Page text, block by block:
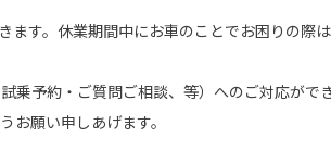
ます。休業期間中にお車のことでお困りの際は
乗予約・ご質問ご相談、等）へのご対応がで
お願い申しあげます。